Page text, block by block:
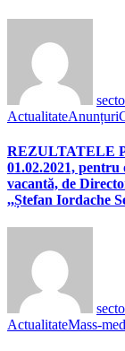
ActualitateAnunțuri
REZULTATELE
01.02.2021,
vacantă, de
,,Ștefan Iordache
ActualitateMass-